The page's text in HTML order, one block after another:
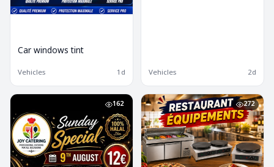
Car windows tint
Vehicles 1d Vehicles 2d
162 272